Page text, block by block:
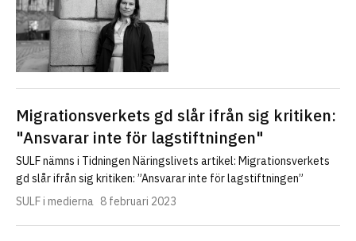
Migrationsverkets gd slår ifrån sig kritiken:
"Ansvarar inte för lagstiftningen"
SULF nämns i Tidningen Näringslivets artikel: Migrationsverkets
gd slår ifrån sig kritiken: ”Ansvarar inte för lagstiftningen”
SULF i medierna 8 februari 2023